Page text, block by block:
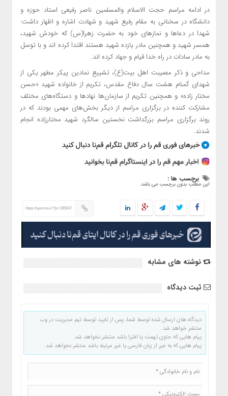
در ادامه مراسم حجت الاسلام والمسلمین ناصر رفیعی استاد حوزه و
دانشگاه در سخنانی به مقام رفیع شهید و شهادت اشاره و اظهار داشت:
شهدا در دعاها و نمازهای خود به حضرت زهرا(س) که خودش شهید،
همسر شهید و همچنین مادر یازده شهید هستند اقتدا کرده اند و با توسل
به مادر سادات در راه خدا قیام و جهاد کرده اند.
مداحی و ذکر مصیبت اهل بیت(ع)، تشییع نمادین پیکر مطهر یکی از
شهدای گمنام هشت سال دفاع مقدس، تکریم از خانواده شهید «حسن
مختار زاده» و همچنین تکریم از سازمان‌ها نهادها و دستگاه‌های مختلف
مشارکت کننده در برگزاری مراسم از دیگر بخش‌های مهمی بودند که در
روند برگزاری مراسم بزرگداشت نخستین سالگرد شهید مختارزاده انجام
شدند.
برچسب ها :
این مطلب بدون برچسب می باشد.
https://qomna.ir/?p=195047
نوشته های مشابه
ثبت دیدگاه
دیدگاه های ارسال شده توسط شما، پس از تایید توسط تیم مدیریت در وب
منتشر خواهد شد.
پیام هایی که حاوی تهمت یا افترا باشد منتشر نخواهد شد.
پیام هایی که به غیر از زبان فارسی یا غیر مرتبط باشد منتشر نخواهد شد.